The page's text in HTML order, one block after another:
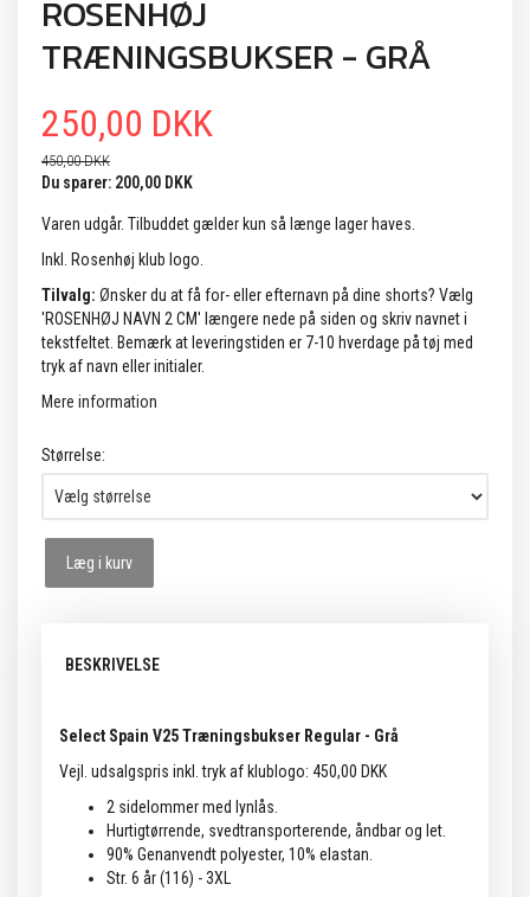
ROSENHØJ
TRÆNINGSBUKSER - GRÅ
250,00 DKK
450,00 DKK
Du sparer: 200,00 DKK
Varen udgår. Tilbuddet gælder kun så længe lager haves.
Inkl. Rosenhøj klub logo.
Tilvalg: Ønsker du at få for- eller efternavn på dine shorts? Vælg
'ROSENHØJ NAVN 2 CM' længere nede på siden og skriv navnet i
tekstfeltet. Bemærk at leveringstiden er 7-10 hverdage på tøj med
tryk af navn eller initialer.
Mere information
Størrelse:
Læg i kurv
BESKRIVELSE
Select Spain V25 Træningsbukser Regular - Grå
Vejl. udsalgspris inkl. tryk af klublogo: 450,00 DKK
2 sidelommer med lynlås.
Hurtigtørrende, svedtransporterende, åndbar og let.
90% Genanvendt polyester, 10% elastan.
Str. 6 år (116) - 3XL